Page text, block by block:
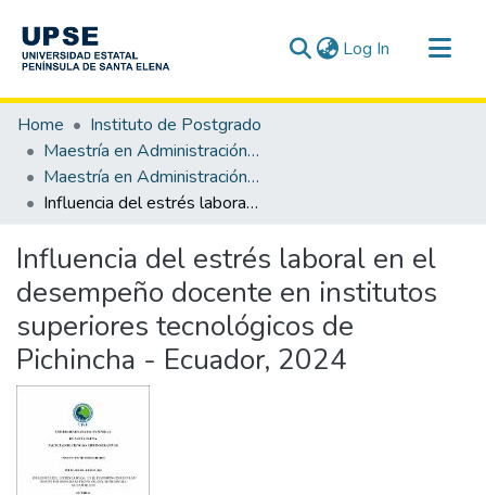
Log In (current)
Communities & Collections
All of DSpace
Statistics
Home
Instituto de Postgrado
Maestría en Administración de Empresas mención Gestión de las Pymes
Maestría en Administración de Empresas Mención Gestión de las Pymes
Influencia del estrés laboral en el desempeño docente en institutos superiores tecnológicos de Pichincha - Ecuador, 2024
Influencia del estrés laboral en el
desempeño docente en institutos
superiores tecnológicos de
Pichincha - Ecuador, 2024